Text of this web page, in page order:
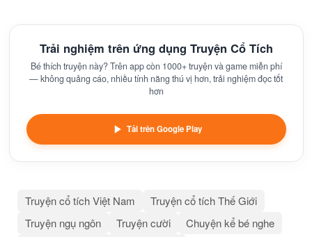
Trải nghiệm trên ứng dụng Truyện Cổ Tích
Bé thích truyện này? Trên app còn 1000+ truyện và game miễn phí
— không quảng cáo, nhiều tính năng thú vị hơn, trải nghiệm đọc tốt
hơn
Tải trên Google Play
Truyện cổ tích Việt Nam
Truyện cổ tích Thế Giới
Truyện ngụ ngôn
Truyện cười
Chuyện kể bé nghe